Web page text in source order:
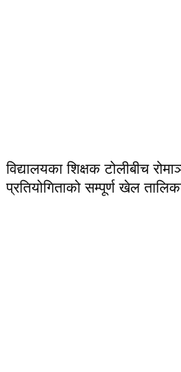
विद्यालयका शिक्षक टोलीबीच
प्रतियोगिताको सम्पूर्ण खेल